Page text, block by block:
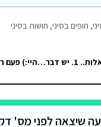
, חופים בסיני, חושות בסיני
היי יש לי כמה שאלות.. 1. יש דבר כזה חושה עם WiFi? 2. עד כמה זה קשוח מבחינת החום להיות בחושה עם…
שיצאה לפני מס'